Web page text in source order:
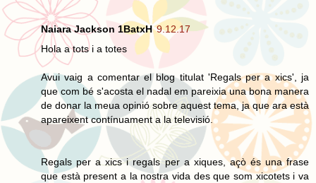
Naiara Jackson 1BatxH 9.12.17
Hola a tots i a totes
Avui vaig a comentar el blog titulat 'Regals per a xics', ja
que com bé s'acosta el nadal em pareixia una bona manera
de donar la meua opinió sobre aquest tema, ja que ara està
apareixent contínuament a la televisió.
Regals per a xics i regals per a xiques, açò és una frase
que està present a la nostra vida des que som xicotets i va